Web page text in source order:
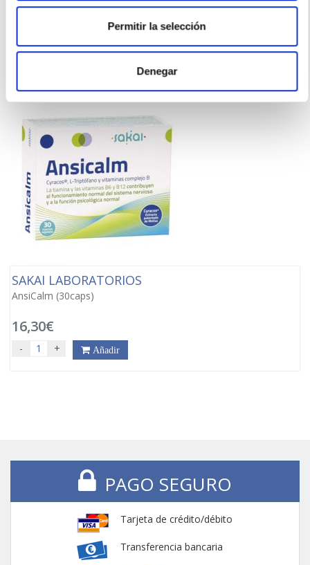
Permitir la selección
Denegar
- + Añadir
SAKAI LABORATORIOS
AnsiCalm (30caps)
16,30€
- + Añadir
PAGO SEGURO
Tarjeta de crédito/débito
Transferencia bancaria